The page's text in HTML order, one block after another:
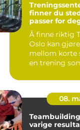
finner du
passer for
Å finne riktig
Oslo kan
mellom korte
en trening
08.
varige